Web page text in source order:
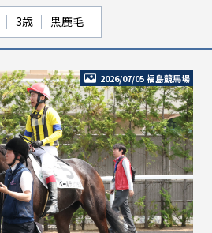
3歳 黒鹿毛
2026/07/05 福島競馬場